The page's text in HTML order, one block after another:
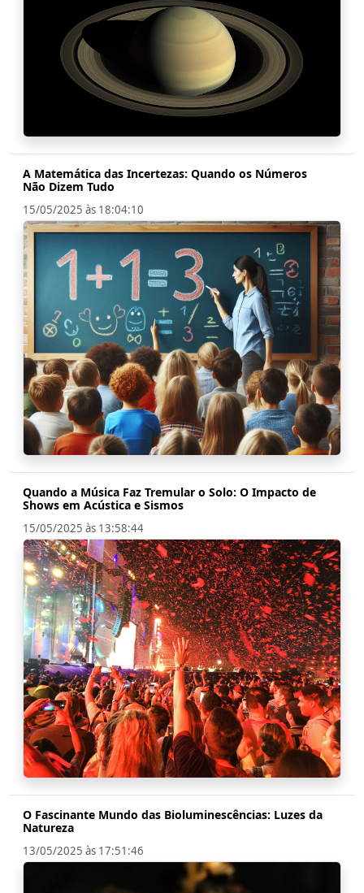
A Matemática das Incertezas: Quando os Números
Não Dizem Tudo
15/05/2025 às 18:04:10
Quando a Música Faz Tremular o Solo: O Impacto de
Shows em Acústica e Sismos
15/05/2025 às 13:58:44
O Fascinante Mundo das Bioluminescências: Luzes da
Natureza
13/05/2025 às 17:51:46